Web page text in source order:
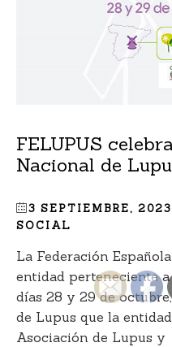
FELUPUS
Nacional de
3 SEPTIEMBRE, 2023
SOCIAL
La Federación
entidad perteneciente a
días 28 y 29 de
de Lupus que la
Asociación de Lupus y